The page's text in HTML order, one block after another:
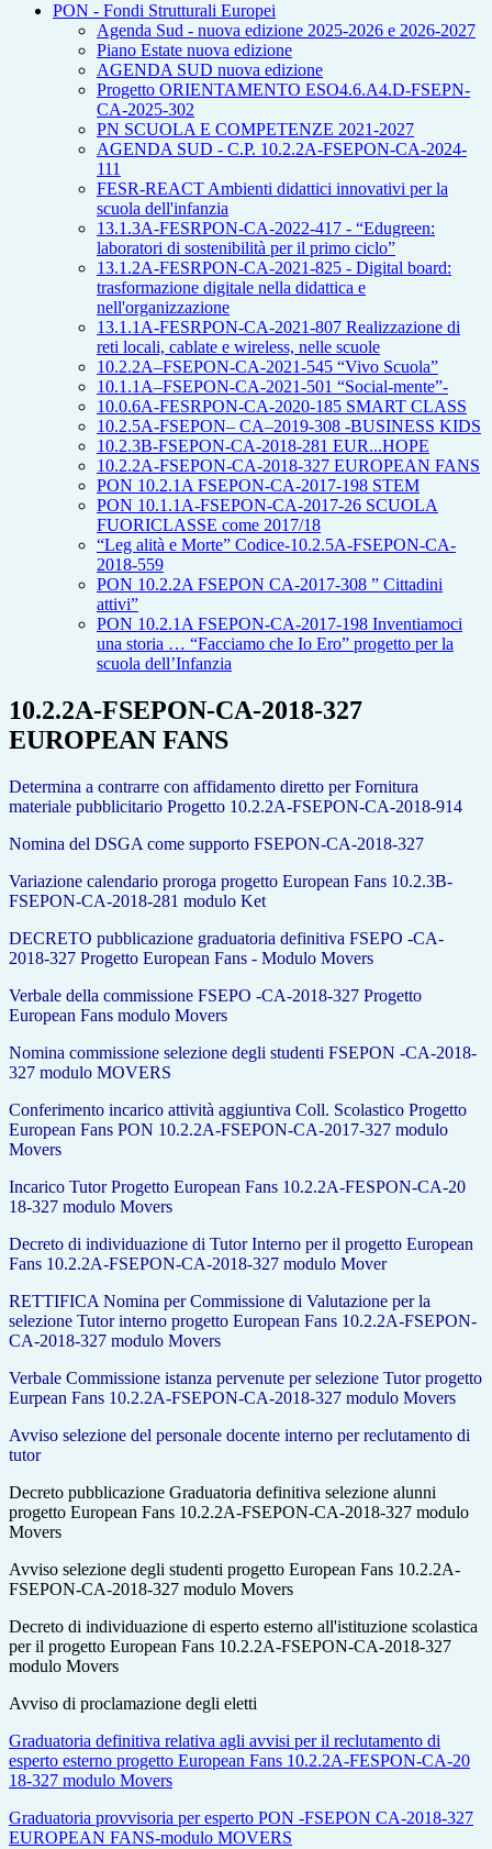
PON - Fondi Strutturali Europei
Agenda Sud - nuova edizione 2025-2026 e 2026-2027
Piano Estate nuova edizione
AGENDA SUD nuova edizione
Progetto ORIENTAMENTO ESO4.6.A4.D-FSEPN-
CA-2025-302
PN SCUOLA E COMPETENZE 2021-2027
AGENDA SUD - C.P. 10.2.2A-FSEPON-CA-2024-
111
FESR-REACT Ambienti didattici innovativi per la
scuola dell'infanzia
13.1.3A-FESRPON-CA-2022-417 - “Edugreen:
laboratori di sostenibilità per il primo ciclo”
13.1.2A-FESRPON-CA-2021-825 - Digital board:
trasformazione digitale nella didattica e
nell'organizzazione
13.1.1A-FESRPON-CA-2021-807 Realizzazione di
reti locali, cablate e wireless, nelle scuole
10.2.2A–FSEPON-CA-2021-545 “Vivo Scuola”
10.1.1A–FSEPON-CA-2021-501 “Social-mente”-
10.0.6A-FESRPON-CA-2020-185 SMART CLASS
10.2.5A-FSEPON– CA–2019-308 -BUSINESS KIDS
10.2.3B-FSEPON-CA-2018-281 EUR...HOPE
10.2.2A-FSEPON-CA-2018-327 EUROPEAN FANS
PON 10.2.1A FSEPON-CA-2017-198 STEM
PON 10.1.1A-FSEPON-CA-2017-26 SCUOLA
FUORICLASSE come 2017/18
“Leg alità e Morte” Codice-10.2.5A-FSEPON-CA-
2018-559
PON 10.2.2A FSEPON CA-2017-308 ” Cittadini
attivi”
PON 10.2.1A FSEPON-CA-2017-198 Inventiamoci
una storia … “Facciamo che Io Ero” progetto per la
scuola dell’Infanzia
10.2.2A-FSEPON-CA-2018-327
EUROPEAN FANS
Determina a contrarre con affidamento diretto per Fornitura
materiale pubblicitario Progetto 10.2.2A-FSEPON-CA-2018-914
Nomina del DSGA come supporto FSEPON-CA-2018-327
Variazione calendario proroga progetto European Fans 10.2.3B-
FSEPON-CA-2018-281 modulo Ket
DECRETO pubblicazione graduatoria definitiva FSEPO -CA-
2018-327 Progetto European Fans - Modulo Movers
Verbale della commissione FSEPO -CA-2018-327 Progetto
European Fans modulo Movers
Nomina commissione selezione degli studenti FSEPON -CA-2018-
327 modulo MOVERS
Conferimento incarico attività aggiuntiva Coll. Scolastico Progetto
European Fans PON 10.2.2A-FSEPON-CA-2017-327 modulo
Movers
Incarico Tutor Progetto European Fans 10.2.2A-FESPON-CA-20
18-327 modulo Movers
Decreto di individuazione di Tutor Interno per il progetto European
Fans 10.2.2A-FSEPON-CA-2018-327 modulo Mover
RETTIFICA Nomina per Commissione di Valutazione per la
selezione Tutor interno progetto European Fans 10.2.2A-FSEPON-
CA-2018-327 modulo Movers
Verbale Commissione istanza pervenute per selezione Tutor progetto
Eurpean Fans 10.2.2A-FSEPON-CA-2018-327 modulo Movers
Avviso selezione del personale docente interno per reclutamento di
tutor
Decreto pubblicazione Graduatoria definitiva selezione alunni
progetto European Fans 10.2.2A-FSEPON-CA-2018-327 modulo
Movers
Avviso selezione degli studenti progetto European Fans 10.2.2A-
FSEPON-CA-2018-327 modulo Movers
Decreto di individuazione di esperto esterno all'istituzione scolastica
per il progetto European Fans 10.2.2A-FSEPON-CA-2018-327
modulo Movers
Avviso di proclamazione degli eletti
Graduatoria definitiva relativa agli avvisi per il reclutamento di
esperto esterno progetto European Fans 10.2.2A-FESPON-CA-20
18-327 modulo Movers
Graduatoria provvisoria per esperto PON -FSEPON CA-2018-327
EUROPEAN FANS-modulo MOVERS